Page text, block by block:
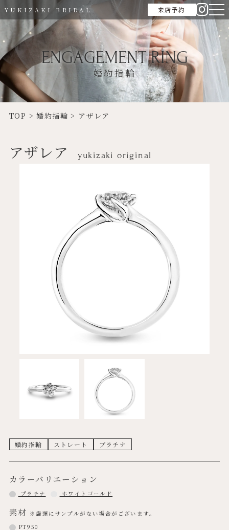
YUKIZAKI BRIDAL 来店予約
ENGAGEMENT RING
婚約指輪
TOP >婚約指輪 > アザレア
アザレア yukizaki original
婚約指輪 ストレート プラチナ
カラーバリエーション
プラチナ ホワイトゴールド
素材 ※店頭にサンプルがない場合がございます。
PT950